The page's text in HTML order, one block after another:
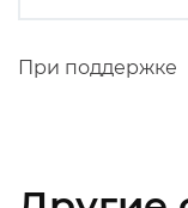
При поддержке